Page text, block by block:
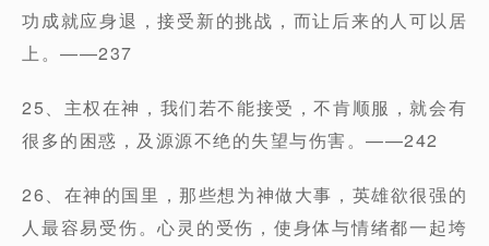
功成就应身退，接受新的挑战，而让后来的人可以居
上。——237
25、主权在神，我们若不能接受，不肯顺服，就会有
很多的困惑，及源源不绝的失望与伤害。——242
26、在神的国里，那些想为神做大事，英雄欲很强的
人最容易受伤。心灵的受伤，使身体与情绪都一起垮